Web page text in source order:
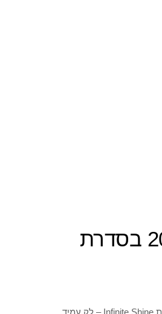
OPI: אוסף של קולקציית הסתיו לשנת 2016 בסדרת
ענקית הלקים הבינלאומית, OPI, משיקה אוסף יוצא דופן, של קולקציית הסתיו לשנת 2016 בסדרת Infinite Shine – לק עמיד